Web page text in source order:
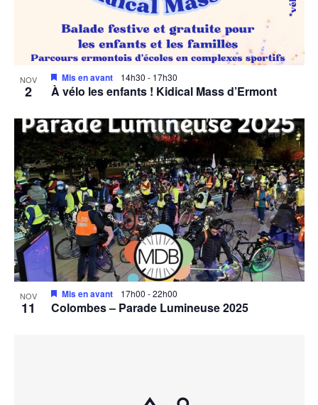
NOV
2 À vélo les enfants ! Kidical Mass d’Ermont
Mis en avant 14h30 - 17h30
NOV
11 Colombes – Parade Lumineuse 2025
Mis en avant 17h00 -22h00